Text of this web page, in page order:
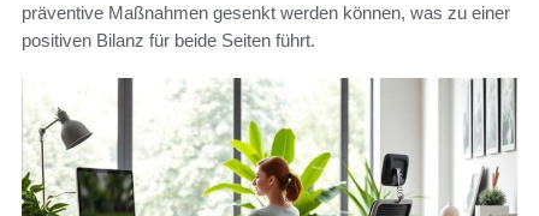
präventive Maßnahmen gesenkt werden können, was zu einer
positiven Bilanz für beide Seiten führt.